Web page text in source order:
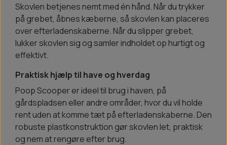
Skovlen betjenes nemt med én hånd. Når du trykker
på grebet, åbnes kæberne, så skovlen kan placeres
over efterladenskaberne. Når du slipper grebet,
lukker skovlen sig og samler indholdet op hurtigt og
effektivt.
Praktisk hjælp til have og hverdag
Poop Scooper er ideel til brug i haven, på
gårdspladsen eller andre områder, hvor du vil holde
rent uden at komme tæt på efterladenskaberne. Den
robuste plastkonstruktion gør skovlen let, praktisk
og nem at rengøre efter brug.